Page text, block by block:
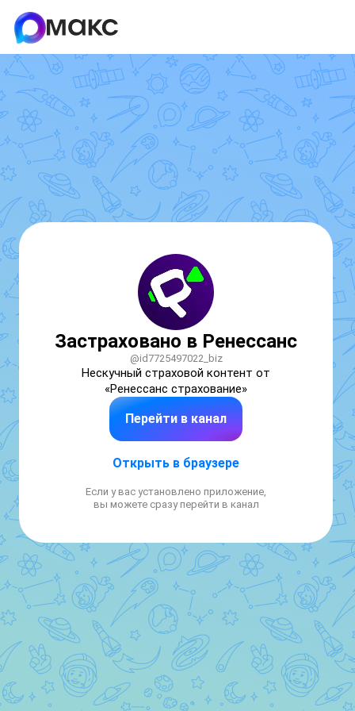
Застраховано в Ренессанс
@id7725497022_biz
Нескучный страховой контент от
«Ренессанс страхование»
Перейти в канал
Открыть в браузере
Если у вас установлено приложение,
вы можете сразу перейти в канал